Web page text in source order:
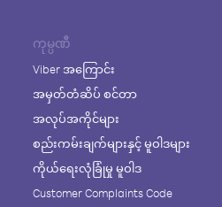
ကုမ္ပဏီ
Viber အကြောင်း
အမှတ်တံဆိပ် စင်တာ
အလုပ်အကိုင်များ
စည်းကမ်းချက်များနှင့် မူဝါဒများ
ကိုယ်ရေးလုံခြုံမှု မူဝါဒ
Customer Complaints Code